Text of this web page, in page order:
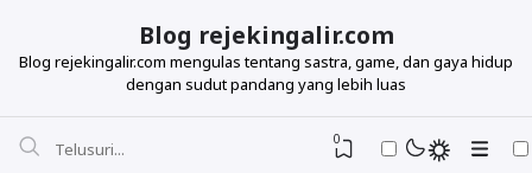
Blog rejekingalir.com
Blog rejekingalir.com mengulas tentang sastra, game, dan gaya hidup
dengan sudut pandang yang lebih luas
0